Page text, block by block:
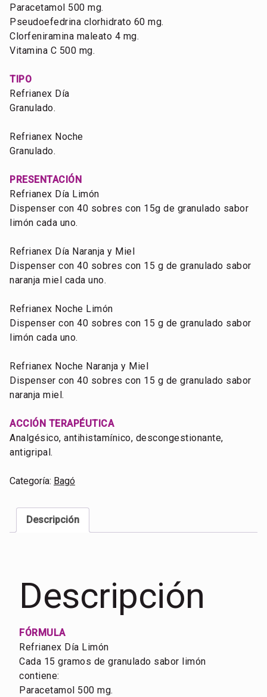
Paracetamol 500 mg.
Pseudoefedrina clorhidrato 60 mg.
Clorfeniramina maleato 4 mg.
Vitamina C 500 mg.
TIPO
Refrianex Día
Granulado.
Refrianex Noche
Granulado.
PRESENTACIÓN
Refrianex Día Limón
Dispenser con 40 sobres con 15g de granulado sabor
limón cada uno.
Refrianex Día Naranja y Miel
Dispenser con 40 sobres con 15 g de granulado sabor
naranja miel cada uno.
Refrianex Noche Limón
Dispenser con 40 sobres con 15 g de granulado sabor
limón cada uno.
Refrianex Noche Naranja y Miel
Dispenser con 40 sobres con 15 g de granulado sabor
naranja miel.
ACCIÓN TERAPÉUTICA
Analgésico, antihistamínico, descongestionante,
antigripal.
Categoría: Bagó
Descripción
Descripción
FÓRMULA
Refrianex Día Limón
Cada 15 gramos de granulado sabor limón
contiene:
Paracetamol 500 mg.